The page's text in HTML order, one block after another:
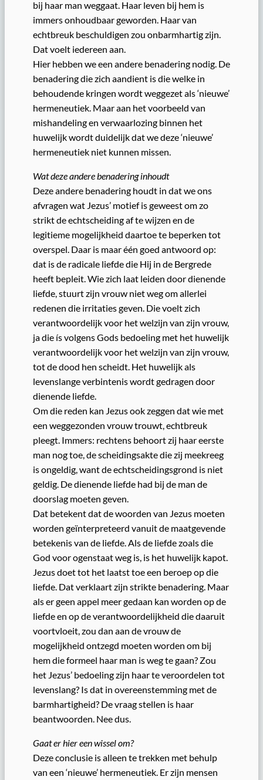
bij haar man weggaat. Haar leven bij hem is
immers onhoudbaar geworden. Haar van
echtbreuk beschuldigen zou onbarmhartig zijn.
Dat voelt iedereen aan.
Hier hebben we een andere benadering nodig. De
benadering die zich aandient is die welke in
behoudende kringen wordt weggezet als ‘nieuwe’
hermeneutiek. Maar aan het voorbeeld van
mishandeling en verwaarlozing binnen het
huwelijk wordt duidelijk dat we deze ‘nieuwe’
hermeneutiek niet kunnen missen.
Wat deze andere benadering inhoudt
Deze andere benadering houdt in dat we ons
afvragen wat Jezus’ motief is geweest om zo
strikt de echtscheiding af te wijzen en de
legitieme mogelijkheid daartoe te beperken tot
overspel. Daar is maar één goed antwoord op:
dat is de radicale liefde die Hij in de Bergrede
heeft bepleit. Wie zich laat leiden door dienende
liefde, stuurt zijn vrouw niet weg om allerlei
redenen die irritaties geven. Die voelt zich
verantwoordelijk voor het welzijn van zijn vrouw,
ja die ís volgens Gods bedoeling met het huwelijk
verantwoordelijk voor het welzijn van zijn vrouw,
tot de dood hen scheidt. Het huwelijk als
levenslange verbintenis wordt gedragen door
dienende liefde.
Om die reden kan Jezus ook zeggen dat wie met
een weggezonden vrouw trouwt, echtbreuk
pleegt. Immers: rechtens behoort zij haar eerste
man nog toe, de scheidingsakte die zij meekreeg
is ongeldig, want de echtscheidingsgrond is niet
geldig. De dienende liefde had bij de man de
doorslag moeten geven.
Dat betekent dat de woorden van Jezus moeten
worden geïnterpreteerd vanuit de maatgevende
betekenis van de liefde. Als de liefde zoals die
God voor ogenstaat weg is, is het huwelijk kapot.
Jezus doet tot het laatst toe een beroep op die
liefde. Dat verklaart zijn strikte benadering. Maar
als er geen appel meer gedaan kan worden op de
liefde en op de verantwoordelijkheid die daaruit
voortvloeit, zou dan aan de vrouw de
mogelijkheid ontzegd moeten worden om bij
hem die formeel haar man is weg te gaan? Zou
het Jezus’ bedoeling zijn haar te veroordelen tot
levenslang? Is dat in overeenstemming met de
barmhartigheid? De vraag stellen is haar
beantwoorden. Nee dus.
Gaat er hier een wissel om?
Deze conclusie is alleen te trekken met behulp
van een ‘nieuwe’ hermeneutiek. Er zijn mensen